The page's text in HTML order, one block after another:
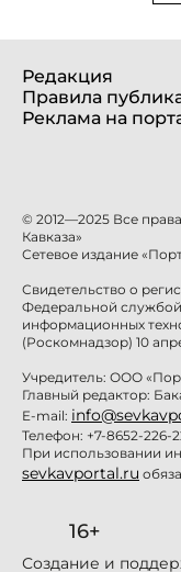
Редакция
Правила
Реклама на
© 2012—2025 Все
Кавказа»
Сетевое издание
Свидетельство о
Федеральной службой
информационных
(Роскомнадзор) 10
Учредитель: ООО
Главный редактор:
E-mail:
Телефон: +7-8652-226-
При использовании
sevkavportal.ru
16+
Создание и